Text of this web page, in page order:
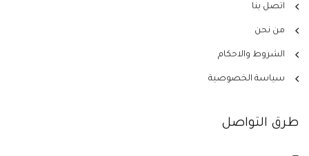
اتصل بنا
من نحن
الشروط والاحكام
سياسة الخصوصية
طرق التواصل